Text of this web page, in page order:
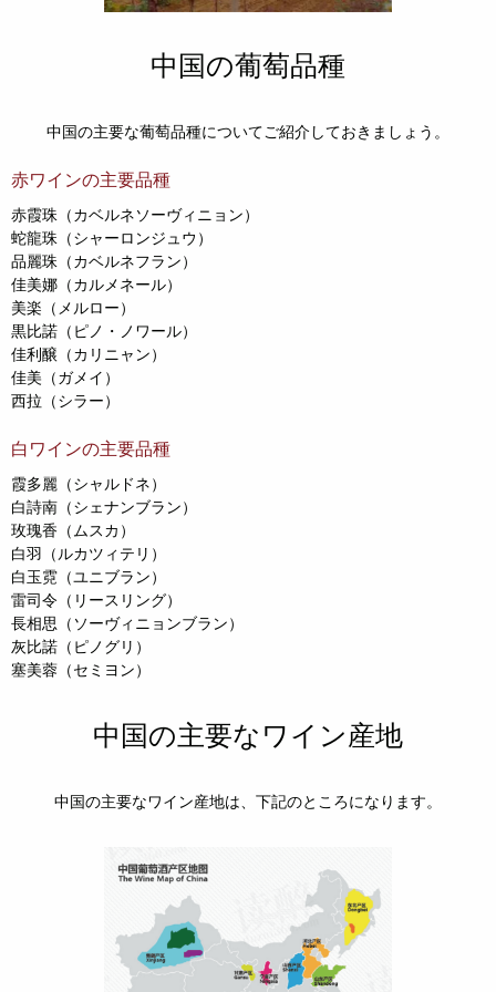
中国の葡萄品種
中国の主要な葡萄品種についてご紹介しておきましょう。
赤ワインの主要品種
赤霞珠（カベルネソーヴィニョン）
蛇龍珠（シャーロンジュウ）
品麗珠（カベルネフラン）
佳美娜（カルメネール）
美楽（メルロー）
黒比諾（ピノ・ノワール）
佳利醸（カリニャン）
佳美（ガメイ）
西拉（シラー）
白ワインの主要品種
霞多麗（シャルドネ）
白詩南（シェナンブラン）
玫瑰香（ムスカ）
白羽（ルカツィテリ）
白玉霓（ユニブラン）
雷司令（リースリング）
長相思（ソーヴィニョンブラン）
灰比諾（ピノグリ）
塞美蓉（セミヨン）
中国の主要なワイン産地
中国の主要なワイン産地は、下記のところになります。